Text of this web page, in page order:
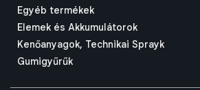
Egyéb termékek
Elemek és Akkumulátorok
Kenőanyagok, Technikai Sprayk
Gumigyűrűk